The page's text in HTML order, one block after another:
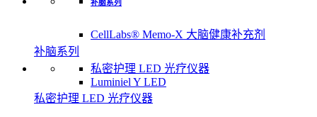
补脑系列
CellLabs® Memo-X 大脑健康补充剂
补脑系列
私密护理 LED 光疗仪器
Luminiel Y LED
私密护理 LED 光疗仪器